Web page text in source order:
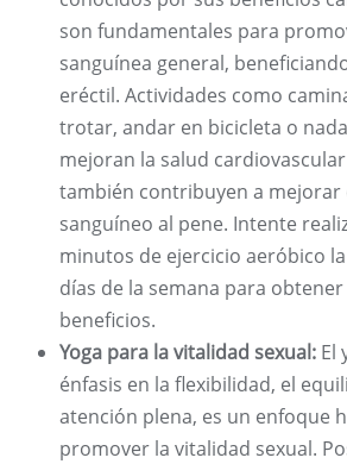
son fundamentales para
sanguínea general,
eréctil. Actividades como
trotar, andar en bicicleta o
mejoran la salud
también contribuyen a mejorar
sanguíneo al pene. Intente
minutos de ejercicio aeróbico
días de la semana para
beneficios.
Yoga para la vitalidad sexual: El
énfasis en la flexibilidad, el
atención plena, es un enfoque
promover la vitalidad sexual.